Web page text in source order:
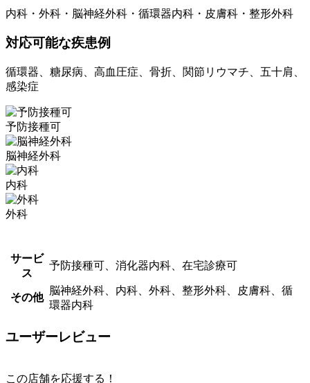
内科・外科・脳神経外科・循環器内科・皮膚科・整形外科
対応可能な疾患例
循環器、糖尿病、高血圧症、骨折、関節リウマチ、五十肩、
感染症
予防接種可
脳神経外科
内科
外科
サービ
ス
予防接種可、消化器内科、在宅診療可
その他
脳神経外科、内科、外科、整形外科、皮膚科、循
環器内科
ユーザーレビュー
この店舗を応援する！